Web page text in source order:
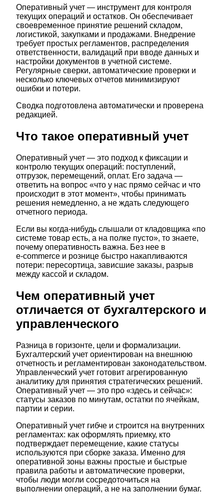
Оперативный учет — инструмент для контроля
текущих операций и остатков. Он обеспечивает
своевременное принятие решений складом,
логистикой, закупками и продажами. Внедрение
требует простых регламентов, распределения
ответственности, валидаций при вводе данных и
настройки документов в учетной системе.
Регулярные сверки, автоматические проверки и
несколько ключевых отчетов минимизируют
ошибки и потери.
Сводка подготовлена автоматически и проверена
редакцией.
Что такое оперативный учет
Оперативный учет — это подход к фиксации и
контролю текущих операций: поступлений,
отгрузок, перемещений, оплат. Его задача —
ответить на вопрос «что у нас прямо сейчас и что
происходит в этот момент», чтобы принимать
решения немедленно, а не ждать следующего
отчетного периода.
Если вы когда-нибудь слышали от кладовщика «по
системе товар есть, а на полке пусто», то знаете,
почему оперативность важна. Без нее в
e‑commerce и рознице быстро накапливаются
потери: пересортица, зависшие заказы, разрыв
между кассой и складом.
Чем оперативный учет
отличается от бухгалтерского и
управленческого
Разница в горизонте, цели и формализации.
Бухгалтерский учет ориентирован на внешнюю
отчетность и регламентирован законодательством.
Управленческий учет готовит агрегированную
аналитику для принятия стратегических решений.
Оперативный учет — это про «здесь и сейчас»:
статусы заказов по минутам, остатки по ячейкам,
партии и серии.
Оперативный учет гибче и строится на внутренних
регламентах: как оформлять приемку, кто
подтверждает перемещение, какие статусы
используются при сборке заказа. Именно для
оперативной зоны важны простые и быстрые
правила работы и автоматические проверки,
чтобы люди могли сосредоточиться на
выполнении операций, а не на заполнении бумаг.